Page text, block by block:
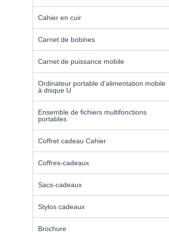
Cahier en cuir
Carnet de bobines
Carnet de puissance mobile
Ordinateur portable d'alimentation mobile
à disque U
Ensemble de fichiers multifonctions
portables
Coffret cadeau Cahier
Coffres-cadeaux
Sacs-cadeaux
Stylos cadeaux
Brochure